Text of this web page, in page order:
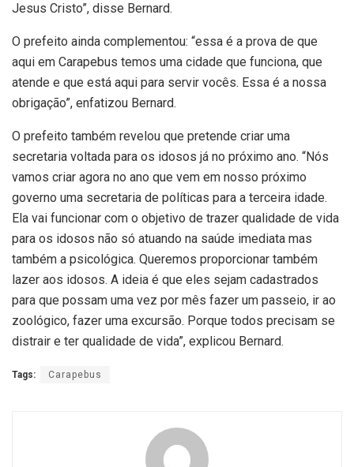
Jesus Cristo”, disse Bernard.
O prefeito ainda complementou: “essa é a prova de que
aqui em Carapebus temos uma cidade que funciona, que
atende e que está aqui para servir vocês. Essa é a nossa
obrigação”, enfatizou Bernard.
O prefeito também revelou que pretende criar uma
secretaria voltada para os idosos já no próximo ano. “Nós
vamos criar agora no ano que vem em nosso próximo
governo uma secretaria de políticas para a terceira idade.
Ela vai funcionar com o objetivo de trazer qualidade de vida
para os idosos não só atuando na saúde imediata mas
também a psicológica. Queremos proporcionar também
lazer aos idosos. A ideia é que eles sejam cadastrados
para que possam uma vez por mês fazer um passeio, ir ao
zoológico, fazer uma excursão. Porque todos precisam se
distrair e ter qualidade de vida”, explicou Bernard.
Tags: Carapebus